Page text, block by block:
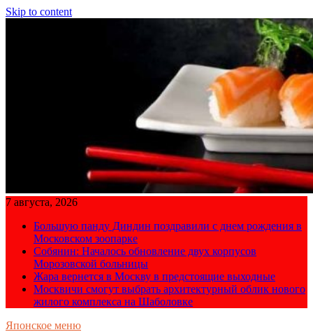
Skip to content
7 августа, 2026
Большую панду Диндин поздравили с днем рождения в
Московском зоопарке
Собянин: Началось обновление двух корпусов
Морозовской больницы
Жара вернется в Москву в предстоящие выходные
Москвичи смогут выбрать архитектурный облик нового
жилого комплекса на Шаболовке
Японское меню